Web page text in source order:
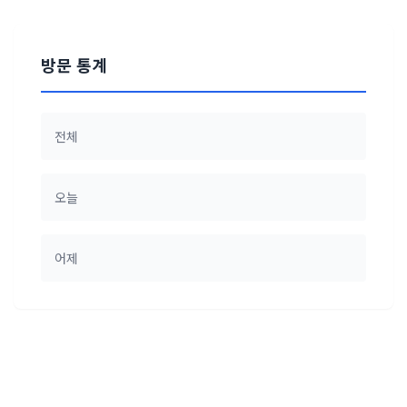
방문 통계
전체
오늘
어제